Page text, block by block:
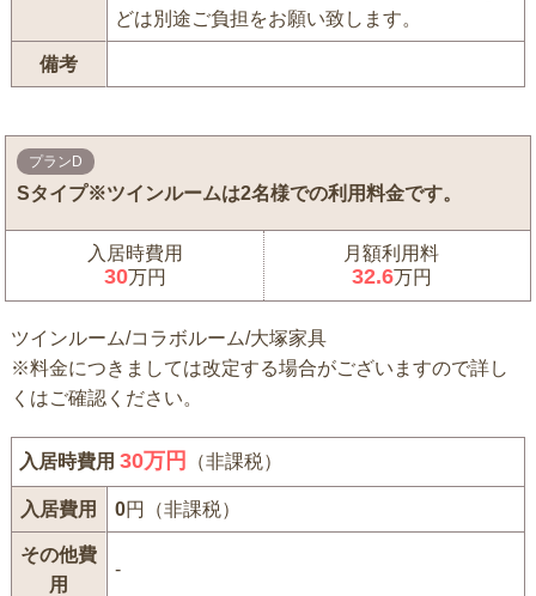
どは別途ご負担をお願い致します。
備考
プランD
Sタイプ※ツインルームは2名様での利用料金です。
入居時費用
30万円
月額利用料
32.6万円
ツインルーム/コラボルーム/大塚家具
※料金につきましては改定する場合がございますので詳し
くはご確認ください。
入居時費用30万円 （非課税）
入居費用 0円（非課税）
その他費
用
-